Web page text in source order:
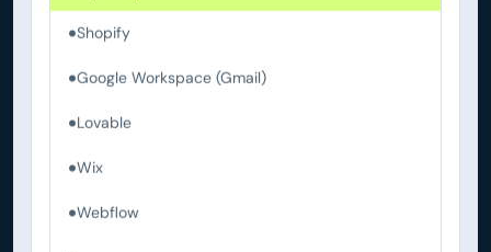
Shopify
Google Workspace (Gmail)
Lovable
Wix
Webflow